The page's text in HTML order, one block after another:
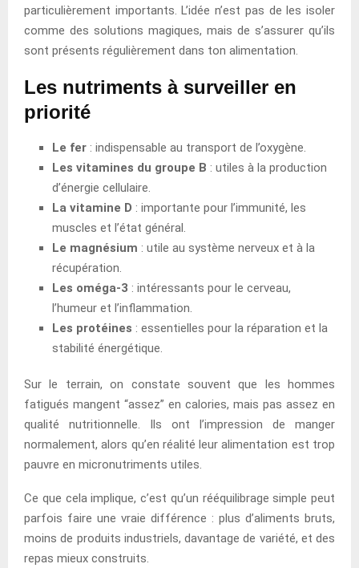
particulièrement importants. L’idée n’est pas de les isoler
comme des solutions magiques, mais de s’assurer qu’ils
sont présents régulièrement dans ton alimentation.
Les nutriments à surveiller en
priorité
Le fer : indispensable au transport de l’oxygène.
Les vitamines du groupe B : utiles à la production
d’énergie cellulaire.
La vitamine D : importante pour l’immunité, les
muscles et l’état général.
Le magnésium : utile au système nerveux et à la
récupération.
Les oméga-3 : intéressants pour le cerveau,
l’humeur et l’inflammation.
Les protéines : essentielles pour la réparation et la
stabilité énergétique.
Sur le terrain, on constate souvent que les hommes
fatigués mangent “assez” en calories, mais pas assez en
qualité nutritionnelle. Ils ont l’impression de manger
normalement, alors qu’en réalité leur alimentation est trop
pauvre en micronutriments utiles.
Ce que cela implique, c’est qu’un rééquilibrage simple peut
parfois faire une vraie différence : plus d’aliments bruts,
moins de produits industriels, davantage de variété, et des
repas mieux construits.